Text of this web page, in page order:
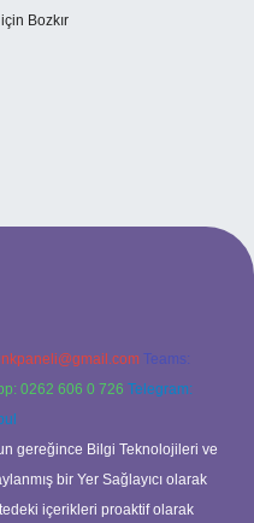
için Bozkır
Teams:
0262 606 0 726 Telegram:
gereğince Bilgi Teknolojileri ve
bir Yer Sağlayıcı olarak
içerikleri proaktif olarak